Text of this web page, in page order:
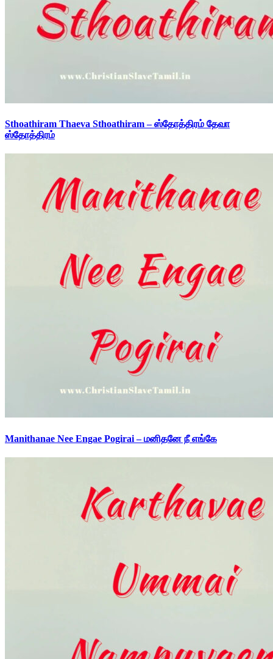
Sthoathiram Thaeva Sthoathiram – ஸ்தோத்திரம் தேவா
ஸ்தோத்திரம்
Manithanae Nee Engae Pogirai – மனிதனே நீ எங்கே